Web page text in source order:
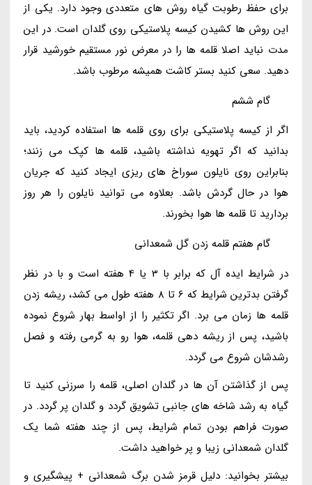
برای حفظ رطوبت گیاه روش های متعددی وجود دارد. یکی از
این روش ها کشیدن کیسه پلاستیکی روی گلدان است. در این
مدت نباید اصلا قلمه ها را در معرض نور مستقیم خورشید قرار
دهید. سعی کنید بستر کاشت همیشه مرطوب باشد.
گام ششم
اگر از کیسه پلاستیکی برای روی قلمه ها استفاده کردید، باید
بدانید که اگر تهویه نداشته باشید، قلمه ها کپک می زنند؛
بنابراین روی نایلون سوراخ های ریزی ایجاد کنید که جریان
هوا در حال گردش باشد. بعلاوه می توانید نایلون را هر روز
بردارید تا قلمه ها هوا بخورند.
گام هفتم قلمه زدن گل شمعدانی
در شرایط ایده آل که برابر با 3 یا 4 هفته است و با در نظر
گرفتن بدترین شرایط که 6 تا 8 هفته طول می کشد، ریشه زدن
قلمه ها زمان می برد. اگر تکثیر را از اواسط بهار شروع نموده
باشید، پس از ریشه دهی قلمه، هوا رو به گرمی رفته و فصل
رشدشان شروع می گردد.
پس از گذاشتن آن ها در گلدان اصلی، قلمه را سرزنی کنید تا
گیاه به رشد شاخه های جانبی تشویق گردد و گلدان پر گردد. در
صورت فراهم بودن تمام شرایط، پس از چند هفته شما یک
گلدان شمعدانی زیبا و پر خواهید داشت.
بیشتر بخوانید: دلیل قرمز شدن برگ شمعدانی + پیشگیری و